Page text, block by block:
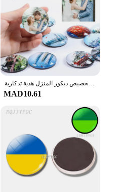
مخصص صور مغناطيس الثلاجة زجاج قبة ملصقات تخصيص ديكور المنزل هدية تذكارية
MAD10.61